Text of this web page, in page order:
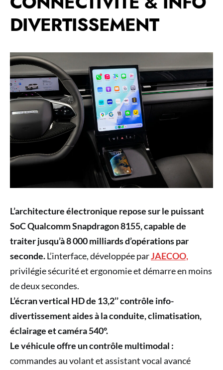
DIVERTISSEMENT
L’architecture électronique repose sur le puissant
SoC Qualcomm Snapdragon 8155, capable de
traiter jusqu’à 8 000 milliards d’opérations par
seconde.L’interface, développée parJAECOO,
privilégie sécurité et ergonomie et démarre en moins
de deux secondes.
L’écran vertical HD de 13,2’’ contrôle info-
divertissement aides à la conduite, climatisation,
éclairage et caméra 540°.
Le véhicule offre un contrôle multimodal :
commandes au volant et assistant vocal avancé